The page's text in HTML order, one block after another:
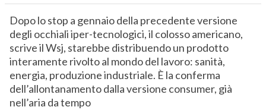
Dopo lo stop a gennaio della precedente versione
degli occhiali iper-tecnologici, il colosso americano,
scrive il Wsj, starebbe distribuendo un prodotto
interamente rivolto al mondo del lavoro: sanità,
energia, produzione industriale. È la conferma
dell’allontanamento dalla versione consumer, già
nell’aria da tempo